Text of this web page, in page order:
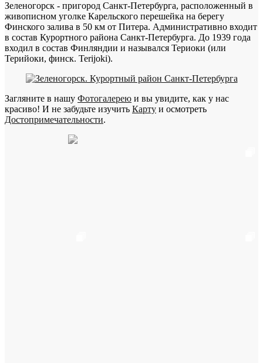
Зеленогорск - пригород Санкт-Петербурга, расположенный в
живописном уголке Карельского перешейка на берегу
Финского залива в 50 км от Питера. Административно входит
в состав Курортного района Санкт-Петербурга. До 1939 года
входил в состав Финляндии и назывался Териоки (или
Терийоки, финск. Terijoki).
Загляните в нашу Фотогалерею и вы увидите, как у нас
красиво! И не забудьте изучить Карту и осмотреть
Достопримечательности.